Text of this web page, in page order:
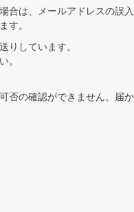
合は、メールアドレスの誤入
す。
りしています。
。
否の確認ができません。届か